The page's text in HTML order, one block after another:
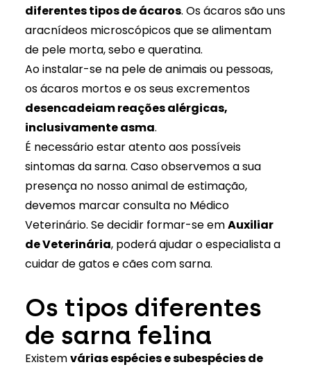
diferentes tipos de ácaros. Os ácaros são uns
aracnídeos microscópicos que se alimentam
de pele morta, sebo e queratina.
Ao instalar-se na pele de animais ou pessoas,
os ácaros mortos e os seus excrementos
desencadeiam reações alérgicas,
inclusivamente asma.
É necessário estar atento aos possíveis
sintomas da sarna. Caso observemos a sua
presença no nosso animal de estimação,
devemos marcar consulta no Médico
Veterinário. Se decidir formar-se emAuxiliar
de Veterinária, poderá ajudar o especialista a
cuidar de gatos e cães com sarna.
Os tipos diferentes
de sarna felina
Existemvárias espécies e subespécies de